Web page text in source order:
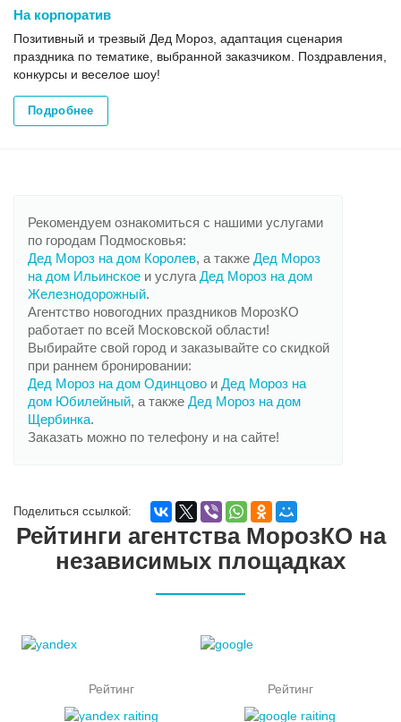
На корпоратив
Позитивный и трезвый Дед Мороз, адаптация сценария
праздника по тематике, выбранной заказчиком. Поздравления,
конкурсы и веселое шоу!
Подробнее
Рекомендуем ознакомиться с нашими услугами
по городам Подмосковья:
Дед Мороз на дом Королев, а также Дед Мороз
на дом Ильинское и услугаДед Мороз на дом
Железнодорожный.
Агентство новогодних праздников МорозКО
работает по всей Московской области!
Выбирайте свой город и заказывайте со скидкой
при раннем бронировании:
Дед Мороз на дом Одинцово и Дед Мороз на
дом Юбилейный, а также Дед Мороз на дом
Щербинка.
Заказать можно по телефону и на сайте!
Поделиться ссылкой:
Рейтинги агентства МорозКО на
независимых площадках
Рейтинг Рейтинг